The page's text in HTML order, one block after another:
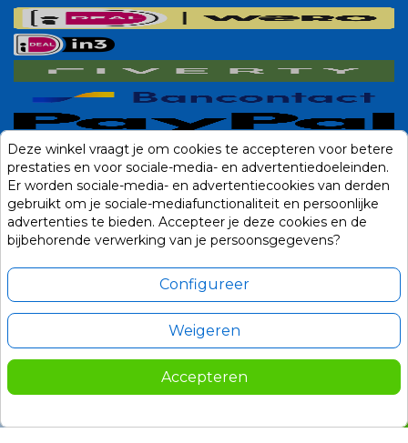
Deze winkel vraagt je om cookies te accepteren voor betere
prestaties en voor sociale-media- en advertentiedoeleinden.
Er worden sociale-media- en advertentiecookies van derden
gebruikt om je sociale-mediafunctionaliteit en persoonlijke
advertenties te bieden. Accepteer je deze cookies en de
bijbehorende verwerking van je persoonsgegevens?
Configureer
Weigeren
Accepteren